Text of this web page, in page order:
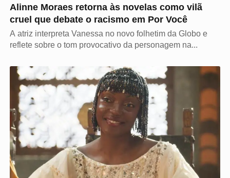
Alinne Moraes retorna às novelas como vilã
cruel que debate o racismo em Por Você
A atriz interpreta Vanessa no novo folhetim da Globo e
reflete sobre o tom provocativo da personagem na...